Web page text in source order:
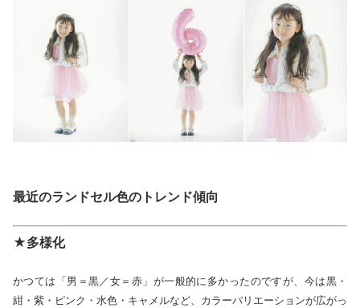
最近のランドセル色のトレンド傾向
★多様化
かつては「男＝黒／女＝赤」が一般的に多かったのですが、今は黒・
紺・紫・ピンク・水色・キャメルなど、カラーバリエーションが広がっ